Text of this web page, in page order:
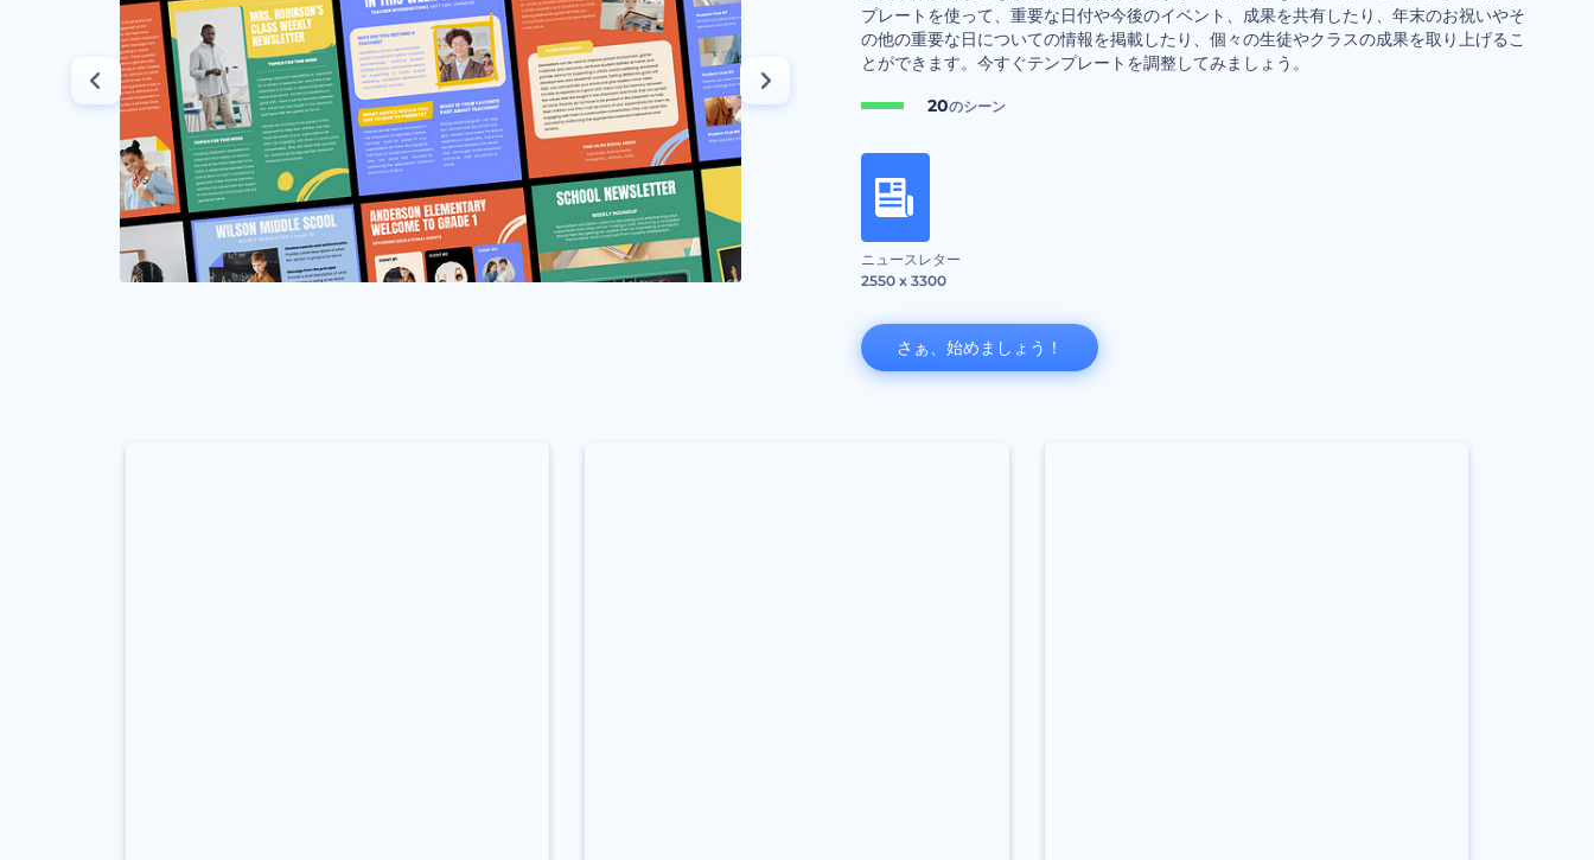
プレートを使って、重要な日付や今後のイベント、成果を共有したり、年末のお祝いやそ
の他の重要な日についての情報を掲載したり、個々の生徒やクラスの成果を取り上げるこ
とができます。今すぐテンプレートを調整してみましょう。
20のシーン
ニュースレター
2550 x 3300
さぁ、始めましょう！